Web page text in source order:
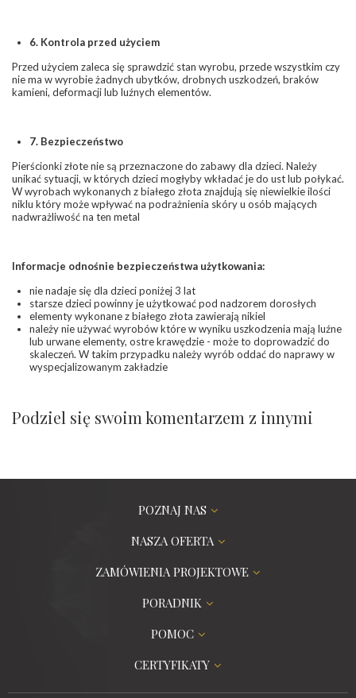
6. Kontrola przed użyciem
Przed użyciem zaleca się sprawdzić stan wyrobu, przede wszystkim czy
nie ma w wyrobie żadnych ubytków, drobnych uszkodzeń, braków
kamieni, deformacji lub luźnych elementów.
7. Bezpieczeństwo
Pierścionki złote nie są przeznaczone do zabawy dla dzieci. Należy
unikać sytuacji, w których dzieci mogłyby wkładać je do ust lub połykać.
W wyrobach wykonanych z białego złota znajdują się niewielkie ilości
niklu który może wpływać na podrażnienia skóry u osób mających
nadwrażliwość na ten metal
Informacje odnośnie bezpieczeństwa użytkowania:
nie nadaje się dla dzieci poniżej 3 lat
starsze dzieci powinny je użytkować pod nadzorem dorosłych
elementy wykonane z białego złota zawierają nikiel
należy nie używać wyrobów które w wyniku uszkodzenia mają luźne
lub urwane elementy, ostre krawędzie - może to doprowadzić do
skaleczeń. W takim przypadku należy wyrób oddać do naprawy w
wyspecjalizowanym zakładzie
Podziel się swoim komentarzem z innymi
POZNAJ NAS
NASZA OFERTA
ZAMÓWIENIA PROJEKTOWE
PORADNIK
POMOC
CERTYFIKATY